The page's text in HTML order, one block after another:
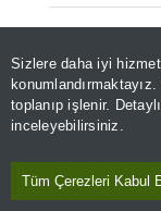
Sizlere daha iyi
toplanıp işlenir.
inceleyebilirsiniz.
Tüm Çerezleri Kabul
Linke